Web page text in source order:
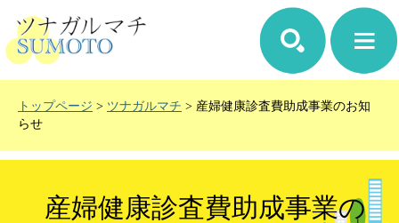
ジ
の
先
ュ
ー
を
て
トップページ > ツナガルマチ > 産婦健康診査費助成事業のお知
らせ
産婦健康診査費助成事業の